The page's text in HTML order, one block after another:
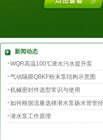
新闻动态
WQR高温100℃潜水污水提升泵
气动隔膜QBKF粉末泵结构示意图
机械密封件选型常识与使用
如何根据流量选择潜水泵扬水管管径
潜水泵工作原理